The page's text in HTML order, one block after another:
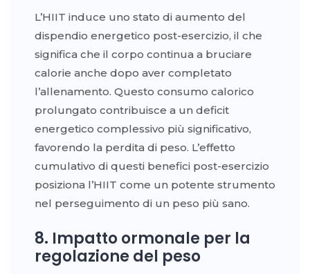
L’HIIT induce uno stato di aumento del
dispendio energetico post-esercizio, il che
significa che il corpo continua a bruciare
calorie anche dopo aver completato
l’allenamento. Questo consumo calorico
prolungato contribuisce a un deficit
energetico complessivo più significativo,
favorendo la perdita di peso. L’effetto
cumulativo di questi benefici post-esercizio
posiziona l’HIIT come un potente strumento
nel perseguimento di un peso più sano.
8. Impatto ormonale per la
regolazione del peso